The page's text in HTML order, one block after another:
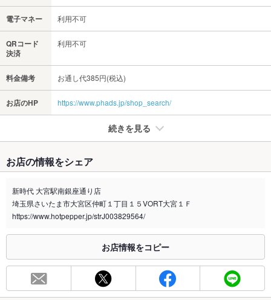
電子マネー 利用不可
QRコード
決済
利用不可
料金備考 お通し代385円(税込)
お店のHP https://www.phads.jp/shop_search/
続きを見る
禁煙・喫煙 全席禁煙
喫煙専用室 あり
※2020年4月1日～受動喫煙対策に関する法律が施行されています。正しい情報はお店へお問い
総席数 140席
最大宴会収
140人
お店の情報をシェア
新時代 大宮駅南銀座通り店
埼玉県さいたま市大宮区仲町１丁目１５VORT大宮１Ｆ
https://www.hotpepper.jp/strJ003829564/
お店情報をコピー